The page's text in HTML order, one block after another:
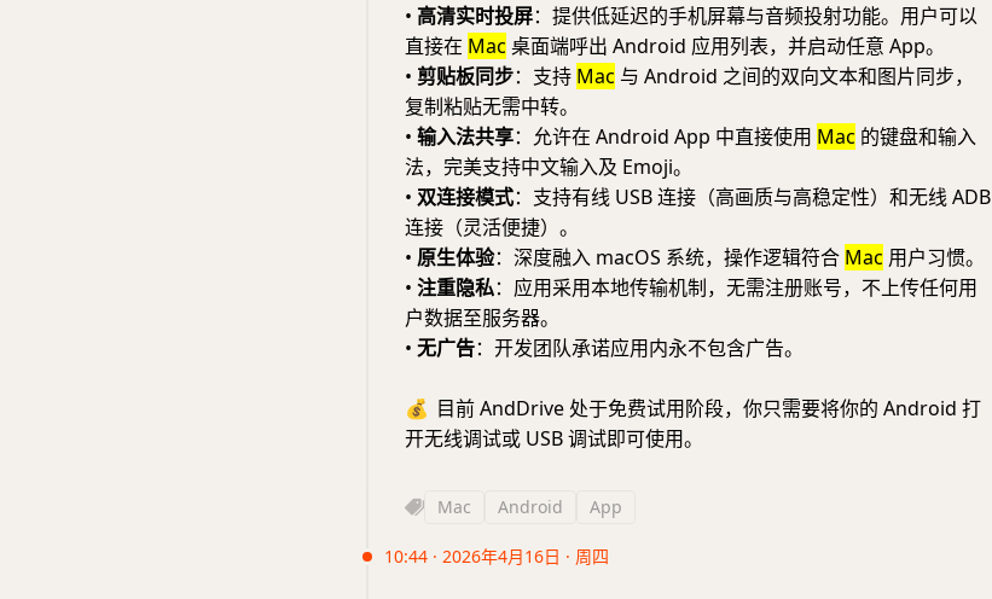
• 高清实时投屏：提供低延迟的手机屏幕与音频投射功能。用户可以
直接在 Mac 桌面端呼出 Android 应用列表，并启动任意 App。
• 剪贴板同步：支持 Mac 与 Android 之间的双向文本和图片同步，
复制粘贴无需中转。
• 输入法共享：允许在 Android App 中直接使用 Mac 的键盘和输入
法，完美支持中文输入及 Emoji。
• 双连接模式：支持有线 USB 连接（高画质与高稳定性）和无线 ADB
连接（灵活便捷）。
• 原生体验：深度融入 macOS 系统，操作逻辑符合 Mac 用户习惯。
• 注重隐私：应用采用本地传输机制，无需注册账号，不上传任何用
户数据至服务器。
• 无广告：开发团队承诺应用内永不包含广告。
💰 目前 AndDrive 处于免费试用阶段，你只需要将你的 Android 打
开无线调试或 USB 调试即可使用。
Mac Android App
10:44 · 2026年4月16日 · 周四